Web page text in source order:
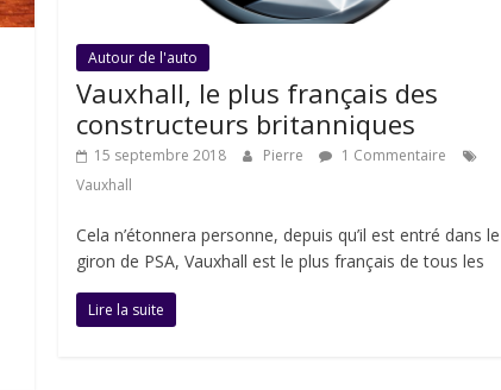
Autour de l'auto
Vauxhall, le plus français des
constructeurs britanniques
15 septembre 2018 Pierre
1 Commentaire
Vauxhall
Cela n’étonnera personne, depuis qu’il est entré dans le
giron de PSA, Vauxhall est le plus français de tous les
Lire la suite